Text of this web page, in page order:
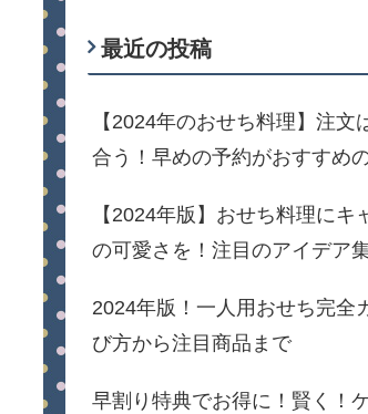
最近の投稿
【2024年のおせち料理】注文
合う！早めの予約がおすすめ
【2024年版】おせち料理にキ
の可愛さを！注目のアイデア
2024年版！一人用おせち完全
び方から注目商品まで
早割り特典でお得に！賢く！